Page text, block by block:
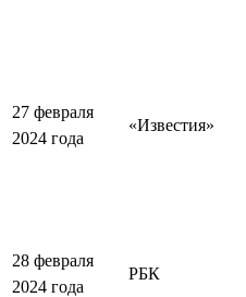
27 февраля
2024 года
«Известия»
28 февраля
2024 года
РБК